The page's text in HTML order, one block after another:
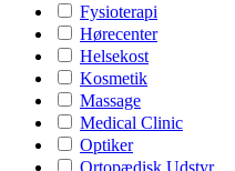
Fysioterapi
Hørecenter
Helsekost
Kosmetik
Massage
Medical Clinic
Optiker
Ortopædisk Udstyr